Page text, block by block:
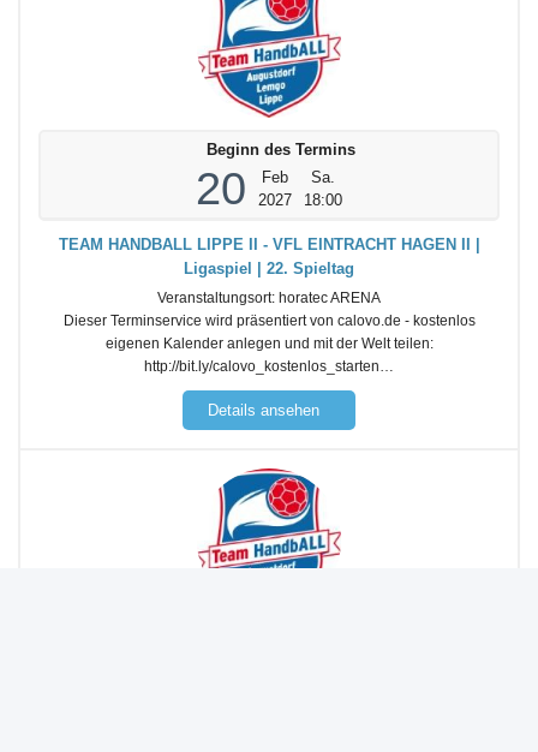
Beginn des Termins
20
Feb
2027
Sa.
18:00
TEAM HANDBALL LIPPE II - VFL EINTRACHT HAGEN II |
Ligaspiel | 22. Spieltag
Veranstaltungsort: horatec ARENA
Dieser Terminservice wird präsentiert von calovo.de - kostenlos
eigenen Kalender anlegen und mit der Welt teilen:
http://bit.ly/calovo_kostenlos_starten…
Details ansehen